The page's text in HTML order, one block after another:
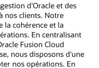
d'Oracle et des
nos clients. Notre
la cohérence et la
En centralisant
Fusion Cloud
nous disposons d'une
nos opérations. En